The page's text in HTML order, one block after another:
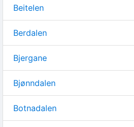
Beitelen
Berdalen
Bjergane
Bjønndalen
Botnadalen